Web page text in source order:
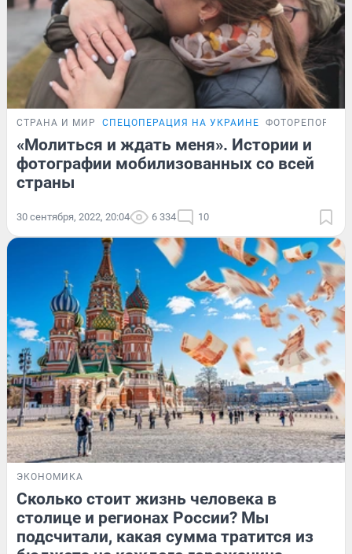
СТРАНА И МИР СПЕЦОПЕРАЦИЯ НА УКРАИНЕ ФОТОРЕПОРТАЖ
«Молиться и ждать меня». Истории и
фотографии мобилизованных со всей
страны
30 сентября, 2022, 20:04 6 334 10
ЭКОНОМИКА
Сколько стоит жизнь человека в
столице и регионах России? Мы
подсчитали, какая сумма тратится из